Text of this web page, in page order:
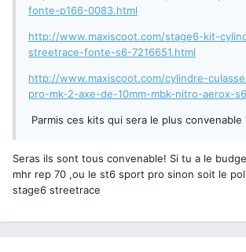
fonte-p166-0083.html
http://www.maxiscoot.com/stage6-kit-
streetrace-fonte-s6-7216651.html
http://www.maxiscoot.com/cylindre-
pro-mk-2-axe-de-10mm-mbk-nitro-aerox-
Parmis ces kits qui sera le plus convenable
Seras ils sont tous convenable! Si tu a le
mhr rep 70 ,ou le st6 sport pro sinon soit le
stage6 streetrace